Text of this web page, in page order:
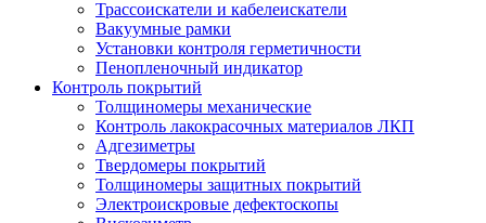
Трассоискатели и кабелеискатели
Вакуумные рамки
Установки контроля герметичности
Пенопленочный индикатор
Контроль покрытий
Толщиномеры механические
Контроль лакокрасочных материалов ЛКП
Адгезиметры
Твердомеры покрытий
Толщиномеры защитных покрытий
Электроискровые дефектоскопы